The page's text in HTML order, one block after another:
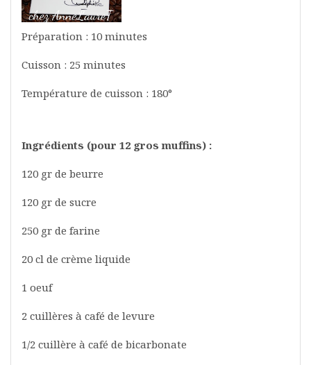
Préparation : 10 minutes
Cuisson : 25 minutes
Température de cuisson : 180°
Ingrédients (pour 12 gros muffins) :
120 gr de beurre
120 gr de sucre
250 gr de farine
20 cl de crème liquide
1 oeuf
2 cuillères à café de levure
1/2 cuillère à café de bicarbonate